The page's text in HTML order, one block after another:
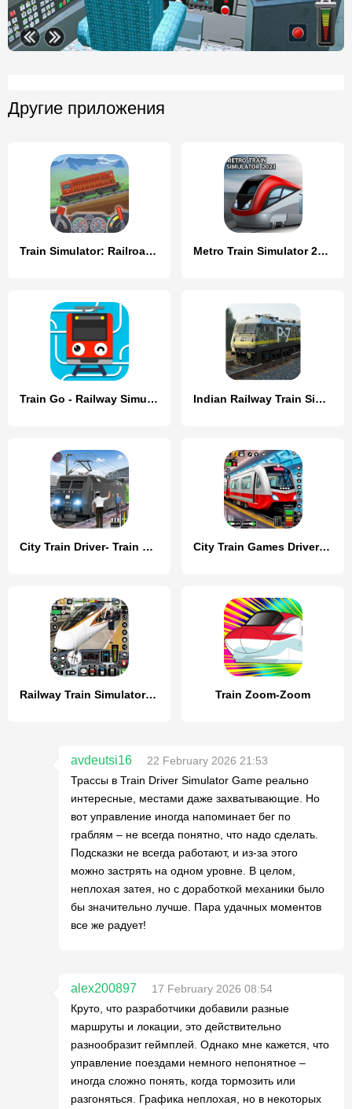
Другие приложения
Train Simulator: Railroad Game Metro Train Simulator 2023
Train Go - Railway Simulator Indian Railway Train Simulator
City Train Driver- Train Games City Train Games Driver Sim 3D
Railway Train Simulator Games Train Zoom-Zoom
avdeutsi16
22 February 2026 21:53
Трассы в Train Driver Simulator Game реально
интересные, местами даже захватывающие. Но
вот управление иногда напоминает бег по
граблям – не всегда понятно, что надо сделать.
Подсказки не всегда работают, и из-за этого
можно застрять на одном уровне. В целом,
неплохая затея, но с доработкой механики было
бы значительно лучше. Пара удачных моментов
все же радует!
alex200897
17 February 2026 08:54
Круто, что разработчики добавили разные
маршруты и локации, это действительно
разнообразит геймплей. Однако мне кажется, что
управление поездами немного непонятное –
иногда сложно понять, когда тормозить или
разгоняться. Графика неплохая, но в некоторых